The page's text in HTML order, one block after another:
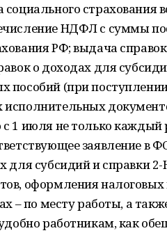
страхования
НДФЛ с суммы
РФ; выдача
о доходах для
пособий (при
1 июля не только каждый
заявление в
для субсидий и справки
оформления налоговых
– по месту работы, а
работникам, как